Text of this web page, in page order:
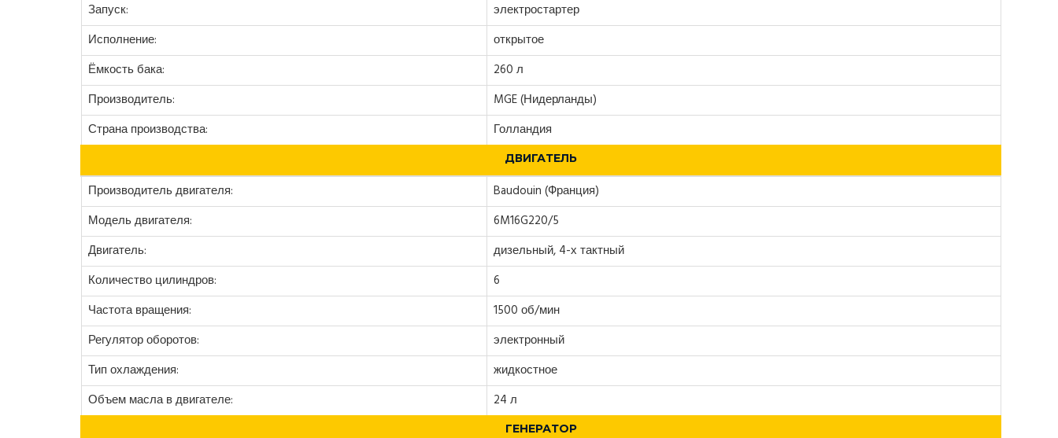
Запуск:
электростартер
Исполнение:
открытое
Ёмкость бака:
260 л
Производитель:
MGE (Нидерланды)
Страна производства:
Голландия
ДВИГАТЕЛЬ
Производитель двигателя:
Baudouin (Франция)
Модель двигателя:
6M16G220/5
Двигатель:
дизельный, 4-х тактный
Количество цилиндров:
6
Частота вращения:
1500 об/мин
Регулятор оборотов:
электронный
Тип охлаждения:
жидкостное
Объем масла в двигателе:
24 л
ГЕНЕРАТОР